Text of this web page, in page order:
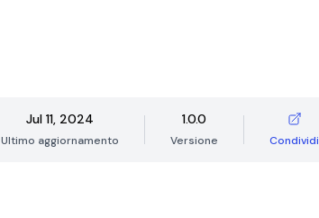
Jul 11, 2024
Ultimo aggiornamento
1.0.0
Versione Condividi